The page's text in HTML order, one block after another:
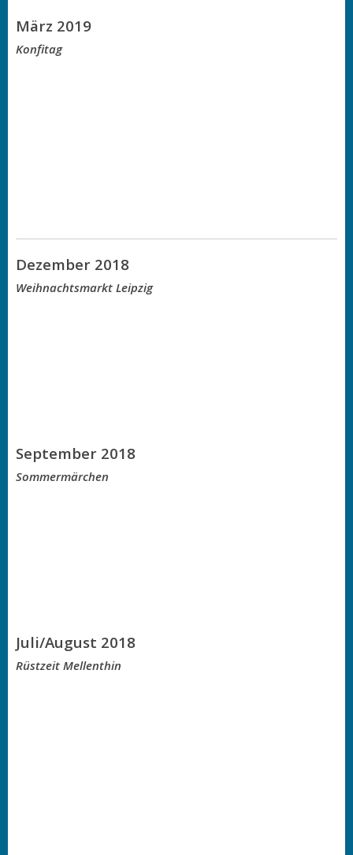
März 2019
Konfitag
Dezember 2018
Weihnachtsmarkt Leipzig
September 2018
Sommermärchen
Juli/August 2018
Rüstzeit Mellenthin